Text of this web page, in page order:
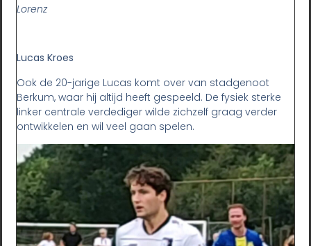
Lorenz
Lucas Kroes
Ook de 20-jarige Lucas komt over van stadgenoot
Berkum, waar hij altijd heeft gespeeld. De fysiek sterke
linker centrale verdediger wilde zichzelf graag verder
ontwikkelen en wil veel gaan spelen.